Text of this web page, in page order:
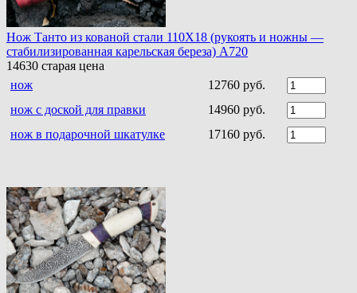
Нож Танто из кованой стали 110Х18 (рукоять и ножны —
стабилизированная карельская береза) A720
14630 старая цена
нож
12760 руб.
нож с доской для правки
14960 руб.
нож в подарочной шкатулке
17160 руб.